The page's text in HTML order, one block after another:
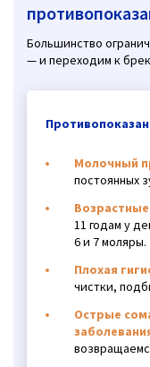
Большинство
— и переходим к
Молочный
постоянных
11 годам у
6 и 7 моляры.
Плохая
чистки,
Острые